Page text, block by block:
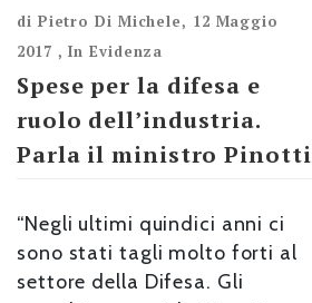
di Pietro Di Michele, 12 Maggio
2017 ,In Evidenza
Spese per la difesa e
ruolo dell’industria.
Parla il ministro Pinotti
“Negli ultimi quindici anni ci
sono stati tagli molto forti al
settore della Difesa. Gli